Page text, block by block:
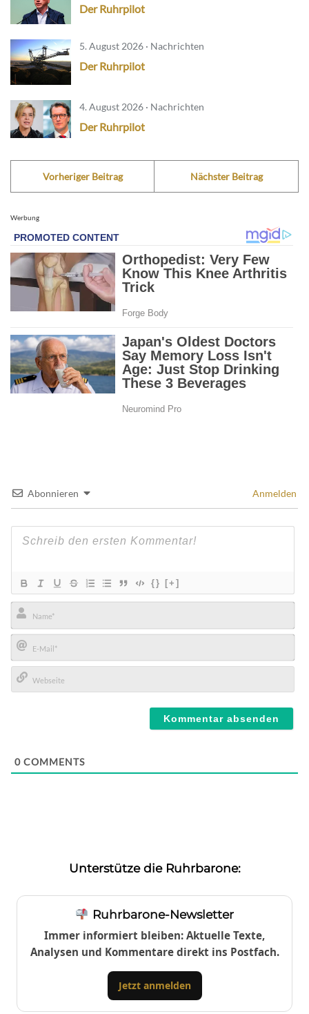
Der Ruhrpilot
5. August 2026 · Nachrichten
Der Ruhrpilot
4. August 2026 · Nachrichten
Der Ruhrpilot
Vorheriger Beitrag Nächster Beitrag
Werbung
Abonnieren Anmelden
{} [+]
Name*
E-
Mail*
0 COMMENTS
Unterstütze die Ruhrbarone:
Ruhrbarone-Newsletter
Immer informiert bleiben: Aktuelle Texte,
Analysen und Kommentare direkt ins Postfach.
Jetzt anmelden